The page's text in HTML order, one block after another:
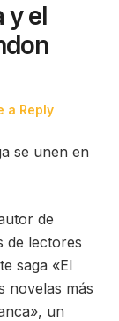
y el
a Reply
se unen en
de
de lectores
saga «El
novelas más
un